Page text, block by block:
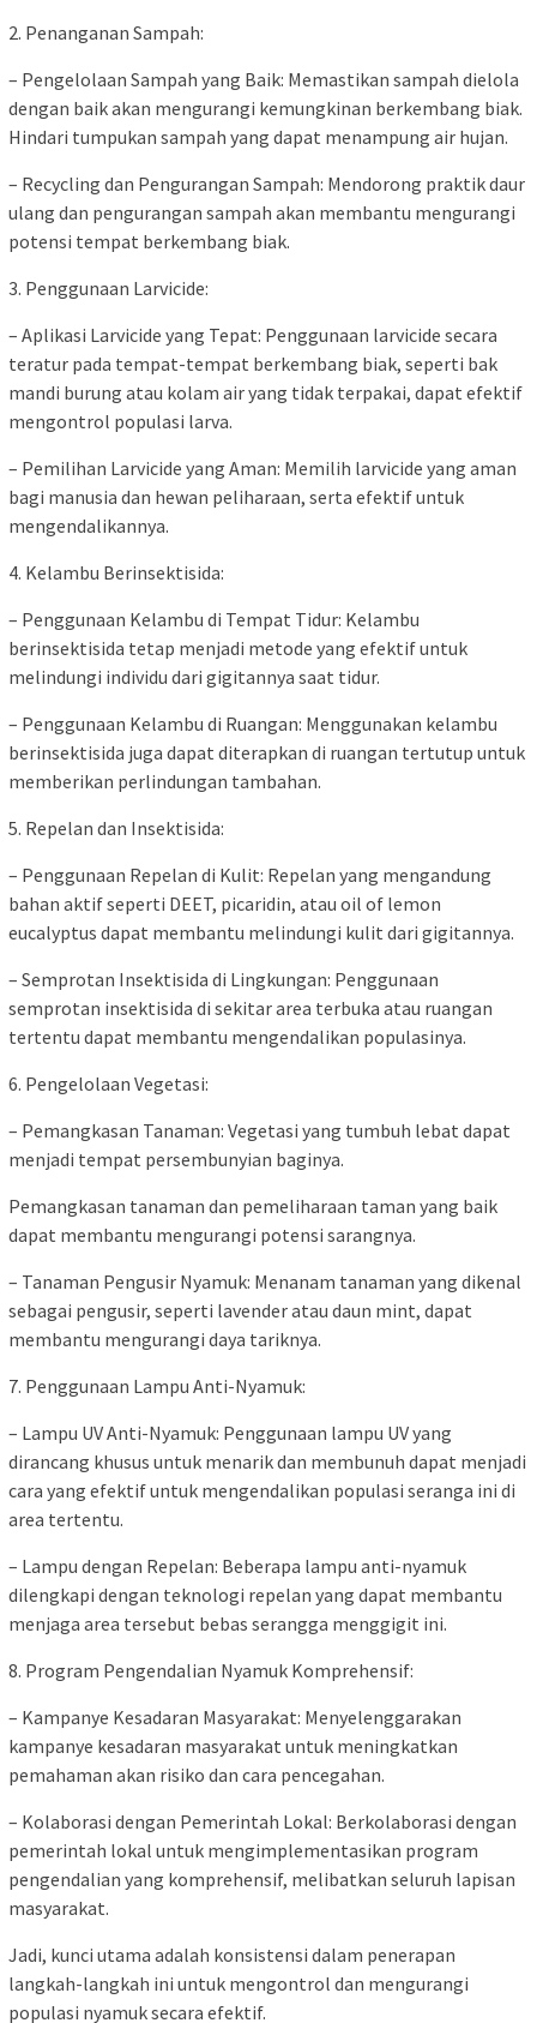
2. Penanganan Sampah:
– Pengelolaan Sampah yang Baik: Memastikan sampah dielola
dengan baik akan mengurangi kemungkinan berkembang biak.
Hindari tumpukan sampah yang dapat menampung air hujan.
– Recycling dan Pengurangan Sampah: Mendorong praktik daur
ulang dan pengurangan sampah akan membantu mengurangi
potensi tempat berkembang biak.
3. Penggunaan Larvicide:
– Aplikasi Larvicide yang Tepat: Penggunaan larvicide secara
teratur pada tempat-tempat berkembang biak, seperti bak
mandi burung atau kolam air yang tidak terpakai, dapat efektif
mengontrol populasi larva.
– Pemilihan Larvicide yang Aman: Memilih larvicide yang aman
bagi manusia dan hewan peliharaan, serta efektif untuk
mengendalikannya.
4. Kelambu Berinsektisida:
– Penggunaan Kelambu di Tempat Tidur: Kelambu
berinsektisida tetap menjadi metode yang efektif untuk
melindungi individu dari gigitannya saat tidur.
– Penggunaan Kelambu di Ruangan: Menggunakan kelambu
berinsektisida juga dapat diterapkan di ruangan tertutup untuk
memberikan perlindungan tambahan.
5. Repelan dan Insektisida:
– Penggunaan Repelan di Kulit: Repelan yang mengandung
bahan aktif seperti DEET, picaridin, atau oil of lemon
eucalyptus dapat membantu melindungi kulit dari gigitannya.
– Semprotan Insektisida di Lingkungan: Penggunaan
semprotan insektisida di sekitar area terbuka atau ruangan
tertentu dapat membantu mengendalikan populasinya.
6. Pengelolaan Vegetasi:
– Pemangkasan Tanaman: Vegetasi yang tumbuh lebat dapat
menjadi tempat persembunyian baginya.
Pemangkasan tanaman dan pemeliharaan taman yang baik
dapat membantu mengurangi potensi sarangnya.
– Tanaman Pengusir Nyamuk: Menanam tanaman yang dikenal
sebagai pengusir, seperti lavender atau daun mint, dapat
membantu mengurangi daya tariknya.
7. Penggunaan Lampu Anti-Nyamuk:
– Lampu UV Anti-Nyamuk: Penggunaan lampu UV yang
dirancang khusus untuk menarik dan membunuh dapat menjadi
cara yang efektif untuk mengendalikan populasi seranga ini di
area tertentu.
– Lampu dengan Repelan: Beberapa lampu anti-nyamuk
dilengkapi dengan teknologi repelan yang dapat membantu
menjaga area tersebut bebas serangga menggigit ini.
8. Program Pengendalian Nyamuk Komprehensif:
– Kampanye Kesadaran Masyarakat: Menyelenggarakan
kampanye kesadaran masyarakat untuk meningkatkan
pemahaman akan risiko dan cara pencegahan.
– Kolaborasi dengan Pemerintah Lokal: Berkolaborasi dengan
pemerintah lokal untuk mengimplementasikan program
pengendalian yang komprehensif, melibatkan seluruh lapisan
masyarakat.
Jadi, kunci utama adalah konsistensi dalam penerapan
langkah-langkah ini untuk mengontrol dan mengurangi
populasi nyamuk secara efektif.